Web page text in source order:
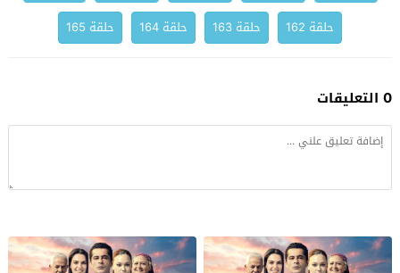
حلقة 162 حلقة 163 حلقة 164 حلقة 165
0 التعليقات